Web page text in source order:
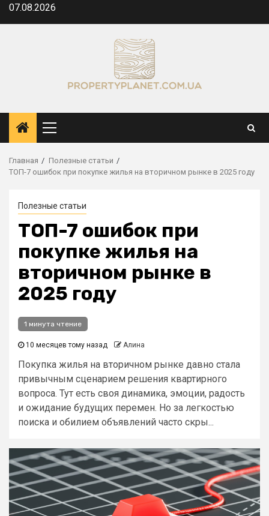
Перейти
07.08.2026
Основное
меню
Главная
Полезные статьи
ТОП-7 ошибок при покупке жилья на вторичном рынке в 2025 году
Полезные статьи
ТОП-7 ошибок при
покупке жилья на
вторичном рынке в
2025 году
1 минута чтение
10 месяцев тому назад Алина
Покупка жилья на вторичном рынке давно стала
привычным сценарием решения квартирного
вопроса. Тут есть своя динамика, эмоции, радость
и ожидание будущих перемен. Но за легкостью
поиска и обилием объявлений часто скры...